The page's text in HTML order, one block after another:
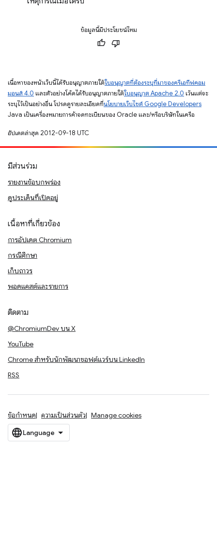
ข้อมูลนี้มีประโยชน์ไหม
เนื้อหาของหน้าเว็บนี้ได้รับอนุญาตภายใต้ใบอนุญาตที่ต้องระบุที่มาของครีเอทีฟคอม
มอนส์ 4.0 และตัวอย่างโค้ดได้รับอนุญาตภายใต้ใบอนุญาต Apache 2.0 เว้นแต่จะ
ระบุไว้เป็นอย่างอื่น โปรดดูรายละเอียดที่นโยบายเว็บไซต์ Google Developers
Java เป็นเครื่องหมายการค้าจดทะเบียนของ Oracle และ/หรือบริษัทในเครือ
อัปเดตล่าสุด 2012-09-18 UTC
มีส่วนร่วม
รายงานข้อบกพร่อง
ดูประเด็นที่เปิดอยู่
เนื้อหาที่เกี่ยวข้อง
การอัปเดต Chromium
กรณีศึกษา
เก็บถาวร
พอดแคสต์และรายการ
ติดตาม
@ChromiumDev บน X
YouTube
Chrome สำหรับนักพัฒนาซอฟต์แวร์บน LinkedIn
RSS
ข้อกำหนด ความเป็นส่วนตัว Manage cookies